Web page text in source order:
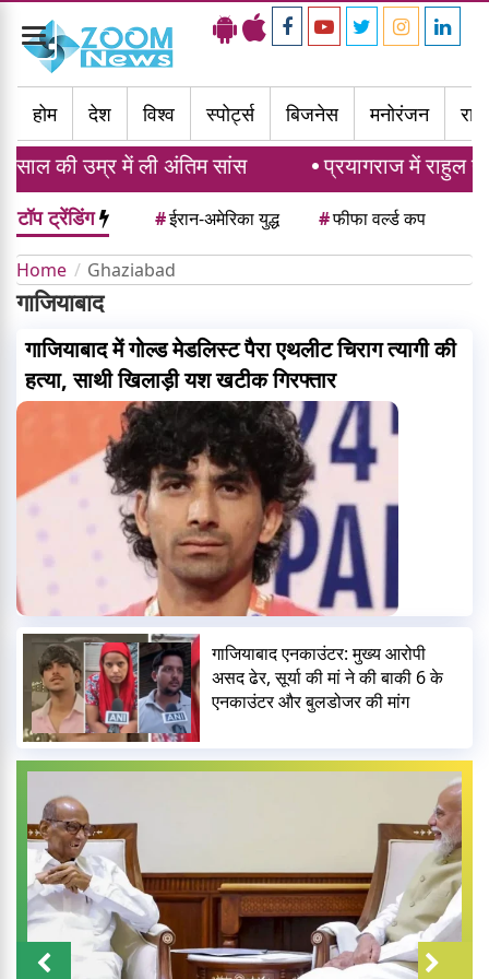
Toggle
navigation
होम
देश विश्व स्पोर्ट्स बिजनेस मनोरंजन
की उम्र में ली अंतिम सांस प्रयागराज में राहुल
टॉप ट्रेंडिंग #ईरान-अमेरिका युद्ध #फीफा वर्ल्ड कप
Home Ghaziabad
गाजियाबाद
गाजियाबाद में गोल्ड मेडलिस्ट पैरा एथलीट चिराग त्यागी की
हत्या, साथी खिलाड़ी यश खटीक गिरफ्तार
गाजियाबाद एनकाउंटर: मुख्य आरोपी
असद ढेर, सूर्या की मां ने की बाकी 6 के
एनकाउंटर और बुलडोजर की मांग